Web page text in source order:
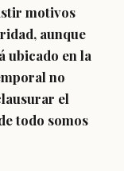
motivos
aunque
ubicado en la
no
el
todo somos